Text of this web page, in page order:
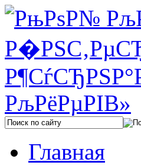
Главная